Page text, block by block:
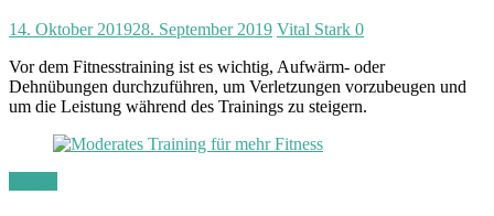
14. Oktober 201928. September 2019 Vital Stark 0
Vor dem Fitnesstraining ist es wichtig, Aufwärm- oder
Dehnübungen durchzuführen, um Verletzungen vorzubeugen und
um die Leistung während des Trainings zu steigern.